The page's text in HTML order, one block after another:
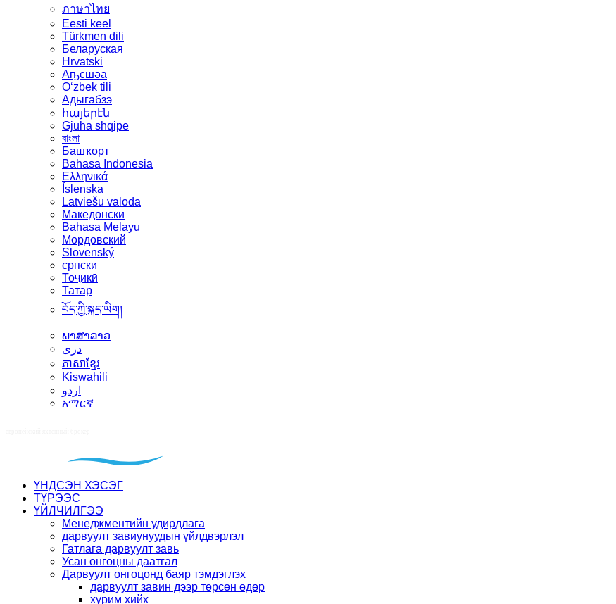
ภาษาไทย
Eesti keel
Türkmen dili
Беларуская
Hrvatski
Аҧсшәа
Oʻzbek tili
Адыгабзэ
հայերէն
Gjuha shqipe
বাংলা
Башҡорт
Bahasa Indonesia
Ελληνικά
Íslenska
Latviešu valoda
Македонски
Bahasa Melayu
Мордовский
Slovenský
српски
Тоҷикӣ
Татар
བོད་ཀྱི་སྐད་ཡིག།
ພາສາລາວ
دری
ភាសាខ្មែរ
Kiswahili
اردو
አማርኛ
ҮНДСЭН ХЭСЭГ
ТҮРЭЭС
ҮЙЛЧИЛГЭЭ
Менеджментийн удирдлага
дарвуулт завиунуудын үйлдвэрлэл
Гатлага дарвуулт завь
Усан онгоцны даатгал
Дарвуулт онгоцонд баяр тэмдэглэх
дарвуулт завин дээр төрсөн өдөр
хурим хийх